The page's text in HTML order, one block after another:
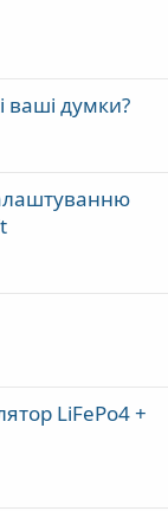
ваші думки?
LiFePo4 +